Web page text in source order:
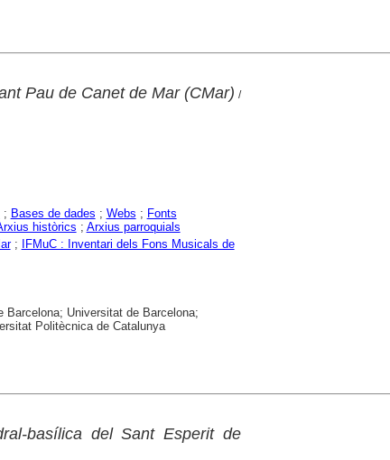
Pau de Canet de Mar (CMar) /
; Bases de dades ; Webs ; Fonts
històrics ; Arxius parroquials
; IFMuC : Inventari dels Fons Musicals de
Barcelona; Universitat de Barcelona;
Politècnica de Catalunya
basílica del Sant Esperit de